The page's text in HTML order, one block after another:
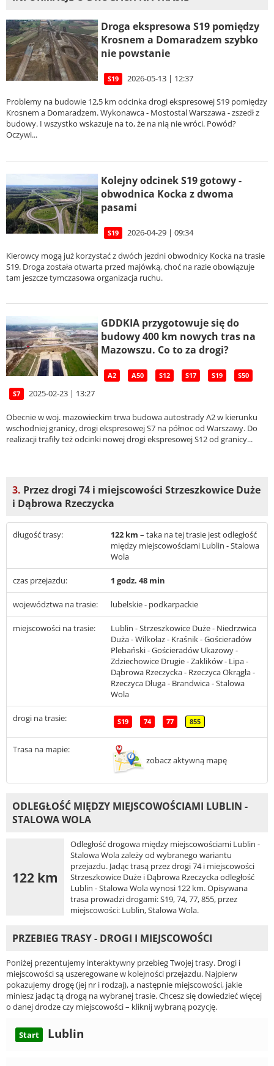
Droga ekspresowa S19 pomiędzy
Krosnem a Domaradzem szybko
nie powstanie
S19 2026-05-13 | 12:37
Problemy na budowie 12,5 km odcinka drogi ekspresowej S19 pomiędzy
Krosnem a Domaradzem. Wykonawca - Mostostal Warszawa - zszedł z
budowy. I wszystko wskazuje na to, że na nią nie wróci. Powód?
Oczywi...
Kolejny odcinek S19 gotowy -
obwodnica Kocka z dwoma
pasami
S19 2026-04-29 | 09:34
Kierowcy mogą już korzystać z dwóch jezdni obwodnicy Kocka na trasie
S19. Droga została otwarta przed majówką, choć na razie obowiązuje
tam jeszcze tymczasowa organizacja ruchu.
GDDKIA przygotowuje się do
budowy 400 km nowych tras na
Mazowszu. Co to za drogi?
A2 A50 S12 S17 S19 S50
S7 2025-02-23 | 13:27
Obecnie w woj. mazowieckim trwa budowa autostrady A2 w kierunku
wschodniej granicy, drogi ekspresowej S7 na północ od Warszawy. Do
realizacji trafiły też odcinki nowej drogi ekspresowej S12 od granicy...
3. Przez drogi 74 i miejscowości Strzeszkowice Duże
i Dąbrowa Rzeczycka
długość trasy: 122 km – taka na tej trasie jest odległość
między miejscowościami Lublin - Stalowa
Wola
czas przejazdu: 1 godz. 48 min
województwa na trasie: lubelskie - podkarpackie
miejscowości na trasie:
Lublin - Strzeszkowice Duże - Niedrzwica
Duża - Wilkołaz - Kraśnik - Gościeradów
Plebański - Gościeradów Ukazowy -
Zdziechowice Drugie - Zaklików - Lipa -
Dąbrowa Rzeczycka - Rzeczyca Okrągła -
Rzeczyca Długa - Brandwica - Stalowa
Wola
drogi na trasie: S19 74 77 855
Trasa na mapie:
zobacz aktywną mapę
ODLEGŁOŚĆ MIĘDZY MIEJSCOWOŚCIAMI LUBLIN -
STALOWA WOLA
122 km
Odległość drogowa między miejscowościami Lublin -
Stalowa Wola zależy od wybranego wariantu
przejazdu. Jadąc trasą przez drogi 74 i miejscowości
Strzeszkowice Duże i Dąbrowa Rzeczycka odległość
Lublin - Stalowa Wola wynosi 122 km. Opisywana
trasa prowadzi drogami: S19, 74, 77, 855, przez
miejscowości: Lublin, Stalowa Wola.
PRZEBIEG TRASY - DROGI I MIEJSCOWOŚCI
Poniżej prezentujemy interaktywny przebieg Twojej trasy. Drogi i
miejscowości są uszeregowane w kolejności przejazdu. Najpierw
pokazujemy drogę (jej nr i rodzaj), a następnie miejscowości, jakie
miniesz jadąc tą drogą na wybranej trasie. Chcesz się dowiedzieć więcej
o danej drodze czy miejscowości – kliknij wybraną pozycję.
Start Lublin